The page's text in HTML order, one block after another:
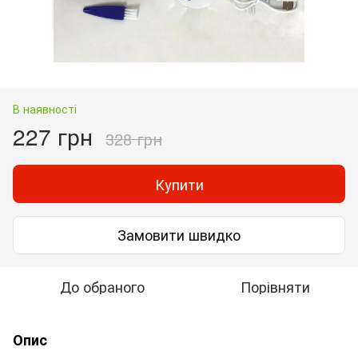
В наявності
227 грн 328 грн
Купити
Замовити швидко
До обраного Порівняти
Опис